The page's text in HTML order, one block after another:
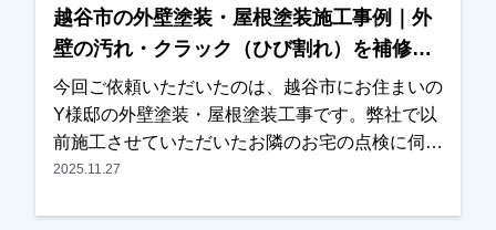
たちも大変嬉しく思っております。この度は大切
なお住まいの外壁塗装工事をお任せいただき、誠
にありがとうございました。
越谷市の外壁塗装・屋根塗装施工事例｜外
壁の汚れ・クラック（ひび割れ）を補修
【Y様邸】
今回ご依頼いただいたのは、越谷市にお住まいの
Y様邸の外壁塗装・屋根塗装工事です。弊社で以
前施工させていただいたお隣のお宅の点検に伺っ
た際、Y様邸の屋根の状態が気になったため、お
2025.11.27